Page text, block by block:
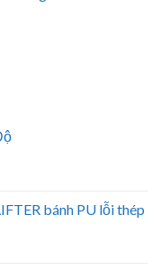
bánh PU lỗi thép